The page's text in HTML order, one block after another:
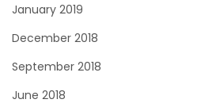
January 2019
December 2018
September 2018
June 2018